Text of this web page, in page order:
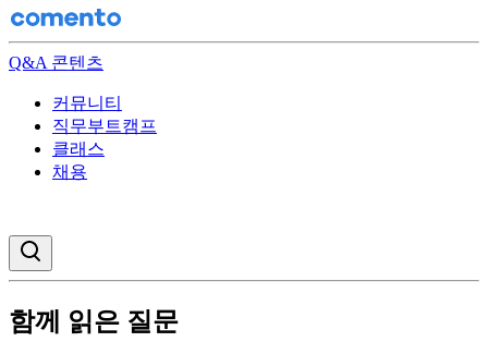
Q&A 콘텐츠
커뮤니티
직무부트캠프
클래스
채용
함께 읽은 질문